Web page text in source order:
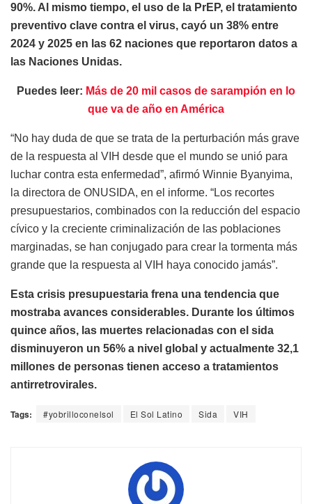
90%. Al mismo tiempo, el uso de la PrEP, el tratamiento
preventivo clave contra el virus, cayó un 38% entre
2024 y 2025 en las 62 naciones que reportaron datos a
las Naciones Unidas.
Puedes leer: Más de 20 mil casos de sarampión en lo
que va de año en América
“No hay duda de que se trata de la perturbación más grave
de la respuesta al VIH desde que el mundo se unió para
luchar contra esta enfermedad”, afirmó Winnie Byanyima,
la directora de ONUSIDA, en el informe. “Los recortes
presupuestarios, combinados con la reducción del espacio
cívico y la creciente criminalización de las poblaciones
marginadas, se han conjugado para crear la tormenta más
grande que la respuesta al VIH haya conocido jamás”.
Esta crisis presupuestaria frena una tendencia que
mostraba avances considerables. Durante los últimos
quince años, las muertes relacionadas con el sida
disminuyeron un 56% a nivel global y actualmente 32,1
millones de personas tienen acceso a tratamientos
antirretrovirales.
Tags: #yobrilloconelsol El Sol Latino Sida VIH